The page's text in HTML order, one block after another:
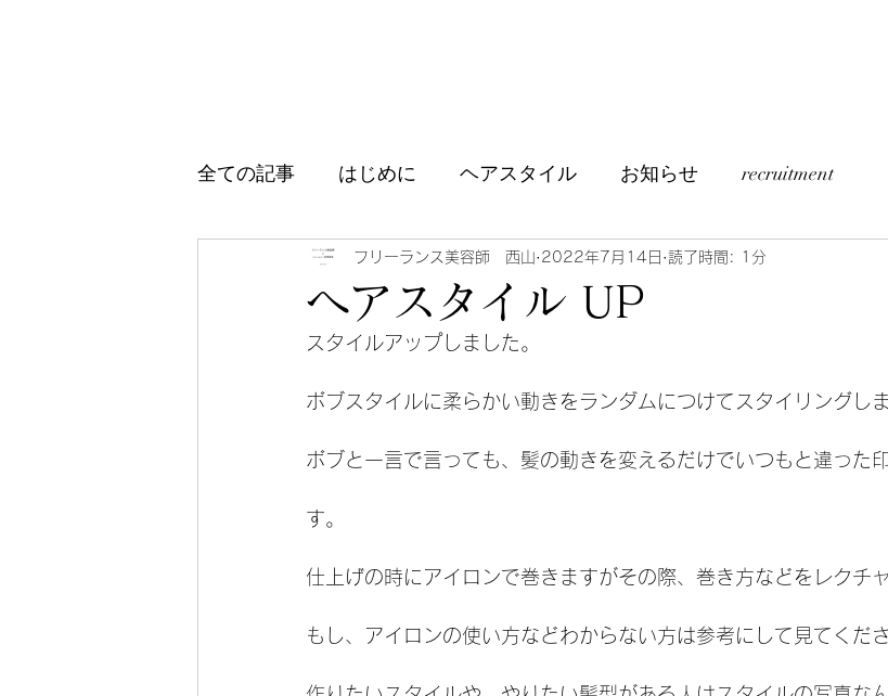
全ての記事 はじめに ヘアスタイル お知らせ recruitment
アイテム紹介 ブログ、つぶやき 訪問美容について
ヘアスタイル UP
フリーランス美容師 西山 2022年7月14日 読了時間: 1分
スタイルアップしました。
ボブスタイルに柔らかい動きをランダムにつけてスタイリングしま
ボブと一言で言っても、髪の動きを変えるだけでいつもと違った
す。
仕上げの時にアイロンで巻きますがその際、巻き方などをレクチ
もし、アイロンの使い方などわからない方は参考にして見てくださ